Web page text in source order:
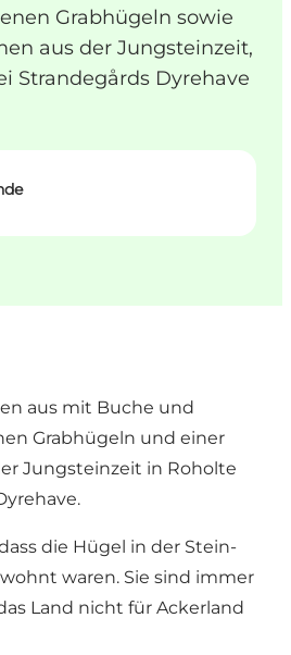
Grabhügeln sowie
aus der Jungsteinzeit,
Strandegårds Dyrehave
aus mit Buche und
Grabhügeln und einer
Jungsteinzeit in Roholte
die Hügel in der Stein-
waren. Sie sind immer
Land nicht für Ackerland